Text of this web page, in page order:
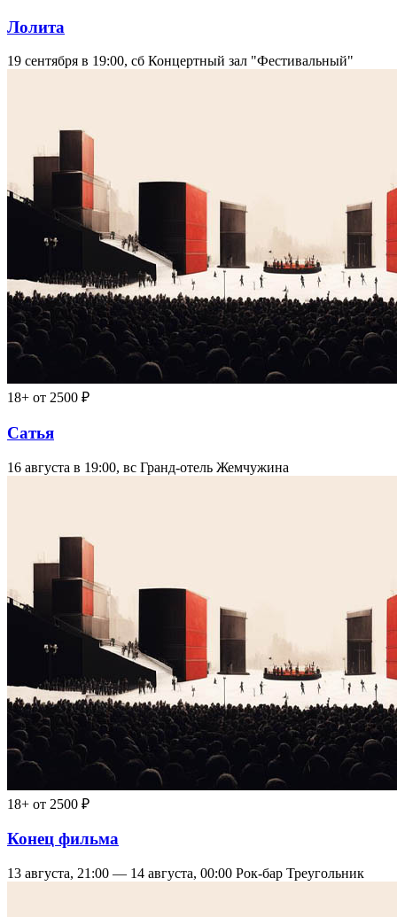
Лолита
19 сентября в 19:00, сб Концертный зал "Фестивальный"
18+ от 2500 ₽
Сатья
16 августа в 19:00, вс Гранд-отель Жемчужина
18+ от 2500 ₽
Конец фильма
13 августа, 21:00 — 14 августа, 00:00 Рок-бар Треугольник